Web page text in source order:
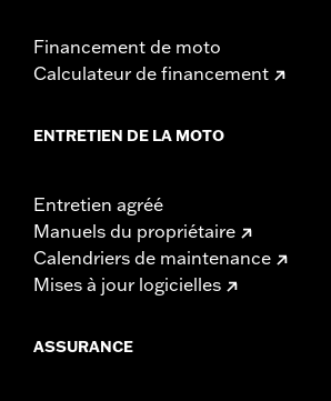
Financement de moto
Calculateur de financement
ENTRETIEN DE LA MOTO
Entretien agréé
Manuels du propriétaire
Calendriers de maintenance
Mises à jour logicielles
ASSURANCE